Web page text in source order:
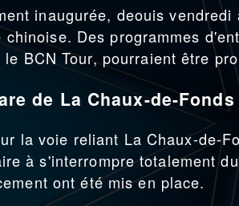
inaugurée, deouis
Des programmes
BCN Tour, pourraient être
de La Chaux-de-Fonds
la voie reliant La Chaux-de-
à s'interrompre totalement
ont été mis en place.